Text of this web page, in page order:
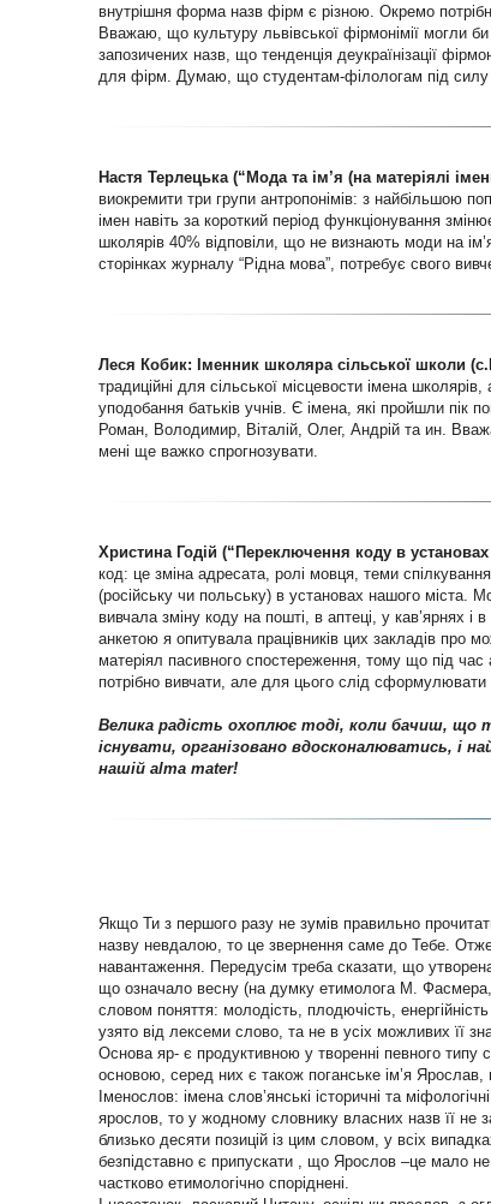
внутрішня форма назв фірм є різною. Окремо
Вважаю, що культуру львівської фірмонімії могли
запозичених назв, що тенденція деукраїнізації
для фірм. Думаю, що студентам-філологам під силу
Настя Терлецька (“Мода та ім’я (на матеріялі
виокремити три групи антропонімів: з найбільшою
імен навіть за короткий період функціонування
школярів 40% відповіли, що не визнають моди на
сторінках журналу “Рідна мова”, потребує свого
Леся Кобик: Іменник школяра сільської школи
традиційні для сільської місцевости імена
уподобання батьків учнів. Є імена, які пройшли
Роман, Володимир, Віталій, Олег, Андрій та ин.
мені ще важко спрогнозувати.
Христина Годій (“Переключення коду в
код: це зміна адресата, ролі мовця, теми
(російську чи польську) в установах нашого міста.
вивчала зміну коду на пошті, в аптеці, у кав’ярнях
анкетою я опитувала працівників цих закладів про
матеріял пасивного спостереження, тому що під
потрібно вивчати, але для цього слід сформулювати
Велика радість охоплює тоді, коли бачиш, що
існувати, організовано вдосконалюватись, і
нашій alma mater!
Якщо Ти з першого разу не зумів правильно
назву невдалою, то це звернення саме до Тебе.
навантаження. Передусім треба сказати, що
що означало весну (на думку етимолога М. Фасмера,
словом поняття: молодість, плодючість,
узято від лексеми слово, та не в усіх можливих її
Основа яр- є продуктивною у творенні певного типу
основою, серед них є також поганське ім’я
Іменослов: імена слов’янські історичні та
ярослов, то у жодному словнику власних назв її не
близько десяти позицій із цим словом, у всіх
безпідставно є припускати , що Ярослов –це мало
частково етимологічно споріднені.